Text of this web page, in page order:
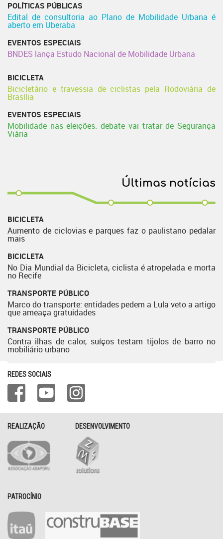
POLÍTICAS PÚBLICAS
Edital de consultoria ao Plano de Mobilidade Urbana é
aberto em Uberaba
EVENTOS ESPECIAIS
BNDES lança Estudo Nacional de Mobilidade Urbana
BICICLETA
Bicicletário e travessia de ciclistas pela Rodoviária de
Brasília
EVENTOS ESPECIAIS
Mobilidade nas eleições: debate vai tratar de Segurança
Viária
Últimas notícias
BICICLETA
Aumento de ciclovias e parques faz o paulistano pedalar
mais
BICICLETA
No Dia Mundial da Bicicleta, ciclista é atropelada e morta
no Recife
TRANSPORTE PÚBLICO
Marco do transporte: entidades pedem a Lula veto a artigo
que ameaça gratuidades
TRANSPORTE PÚBLICO
Contra ilhas de calor, suíços testam tijolos de barro no
mobiliário urbano
REDES SOCIAIS
REALIZAÇÃO DESENVOLVIMENTO
PATROCÍNIO